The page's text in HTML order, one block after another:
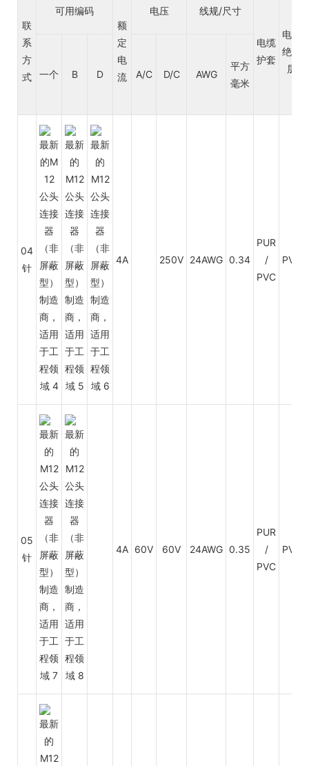
联
系
方
式
可用编码
额
定
电
流
电压 线规/尺寸
电缆
护套
电线
绝缘
层
一个 B D A/C D/C AWG
平方
毫米
04
针
4A 250V 24AWG 0.34
PUR
/
PVC
PVC
05
针
4A 60V 60V 24AWG 0.35
PUR
/
PVC
PVC